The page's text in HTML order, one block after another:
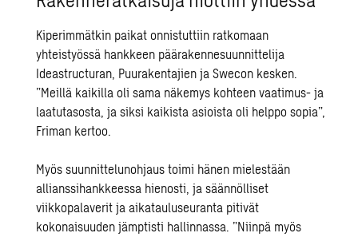
Kiperimmätkin paikat onnistuttiin ratkomaan
yhteistyössä hankkeen päärakennesuunnittelija
Ideastructuran, Puurakentajien ja Swecon kesken.
”Meillä kaikilla oli sama näkemys kohteen vaatimus- ja
laatutasosta, ja siksi kaikista asioista oli helppo sopia”,
Friman kertoo.
Myös suunnittelunohjaus toimi hänen mielestään
allianssihankkeessa hienosti, ja säännölliset
viikkopalaverit ja aikatauluseuranta pitivät
kokonaisuuden jämptisti hallinnassa. ”Niinpä myös